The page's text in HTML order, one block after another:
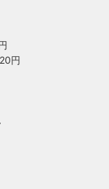
円